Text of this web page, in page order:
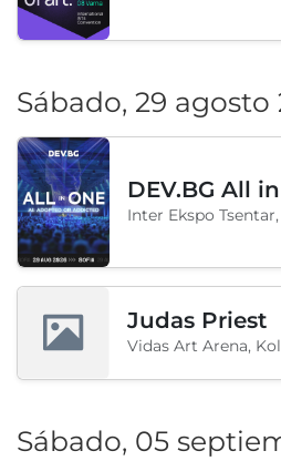
Sábado, 29 agosto
Judas Priest
Sábado, 05